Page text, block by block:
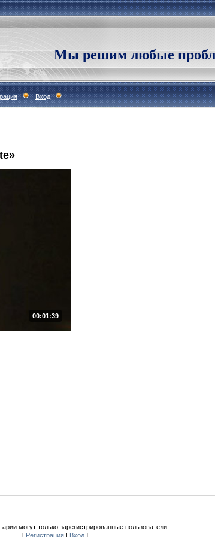
Мы решим любые
Вход
00:01:39
могут только зарегистрированные пользователи.
[ Регистрация | Вход ]